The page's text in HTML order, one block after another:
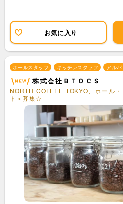
お気に入り
ホールスタッフ キッチンスタッフ アルバ
株式会社ＢＴＯＣＳ
NORTH COFFEE TOKYO、ホール
ト＞募集☆